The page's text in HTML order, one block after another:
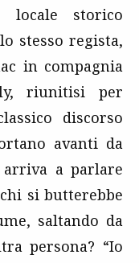
storico
stesso regista,
in compagnia
riunitisi per
discorso
avanti da
a parlare
si butterebbe
saltando da
persona? “Io